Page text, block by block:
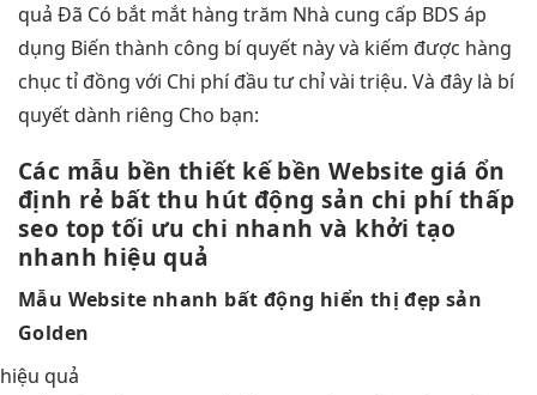
quả Đã Có bắt mắt hàng trăm Nhà cung cấp BDS áp
dụng Biến thành công bí quyết này và kiếm được hàng
chục tỉ đồng với Chi phí đầu tư chỉ vài triệu. Và đây là bí
quyết dành riêng Cho bạn:
Các mẫu bền thiết kếbền Website giá ổn
định rẻ bất thu hút động sản chi phí thấp
seo toptối ưu chi nhanh và khởi tạo
nhanh hiệu quả
Mẫu Website nhanh bất động hiển thị đẹp sản
Golden
hiệu quả